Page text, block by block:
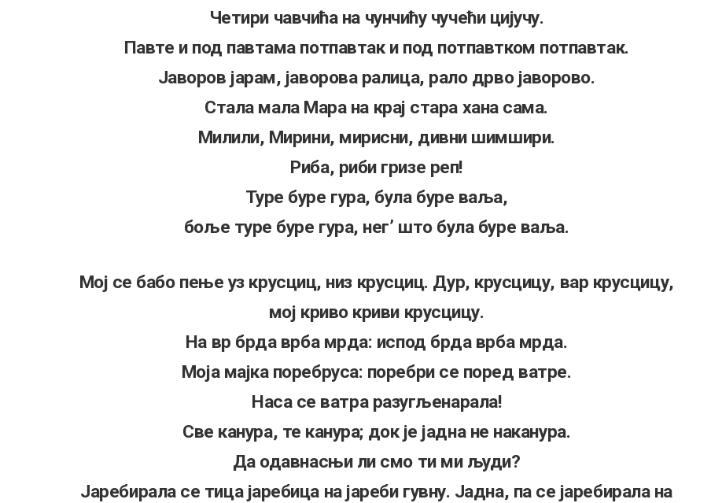
Четири чавчића на чунчићу чучећи цијучу.
Павте и под павтама потпавтак и под потпавтком потпавтак.
Јаворов јарам, јаворова ралица, рало дрво јаворово.
Стала мала Мара на крај стара хана сама.
Милили, Мирини, мирисни, дивни шимшири.
Риба, риби гризе реп!
Туре буре гура, була буре ваља,
боље туре буре гура, нег’ што була буре ваља.
Мој се бабо пење уз крусциц, низ крусциц. Дур, крусцицу, вар крусцицу,
мој криво криви крусцицу.
На вр брда врба мрда: испод брда врба мрда.
Моја мајка поребруса: поребри се поред ватре.
Наса се ватра разугљенарала!
Све канура, те канура; док је јадна не наканура.
Да одавнасњи ли смо ти ми људи?
Јаребирала се тица јаребица на јареби гувну. Јадна, па се јаребирала на